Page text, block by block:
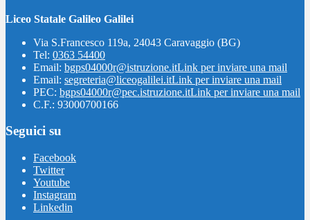
Liceo Statale Galileo Galilei
Via S.Francesco 119a, 24043 Caravaggio (BG)
Tel: 0363 54400
Email: bgps04000r@istruzione.itLink per inviare una mail
Email: segreteria@liceogalilei.itLink per inviare una mail
PEC: bgps04000r@pec.istruzione.itLink per inviare una mail
C.F.: 93000700166
Seguici su
Facebook
Twitter
Youtube
Instagram
Linkedin